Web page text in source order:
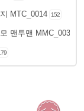
MTC_0014 152
맨투맨 MMC_0037